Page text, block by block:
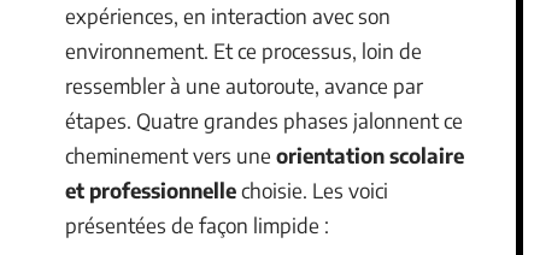
expériences, en interaction avec son
environnement. Et ce processus, loin de
ressembler à une autoroute, avance par
étapes. Quatre grandes phases jalonnent ce
cheminement vers une orientation scolaire
et professionnellechoisie. Les voici
présentées de façon limpide :